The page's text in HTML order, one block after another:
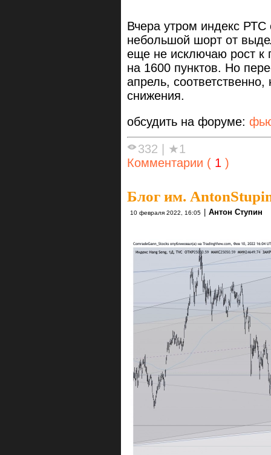
Вчера утром индекс РТС
небольшой шорт от
еще не исключаю рост к
на 1600 пунктов. Но
апрель,
снижения.
обсудить на форуме:
332
★1
Комментарии ( 1 )
Блог им.
10 февраля 2022, 16:05 Антон Ступин